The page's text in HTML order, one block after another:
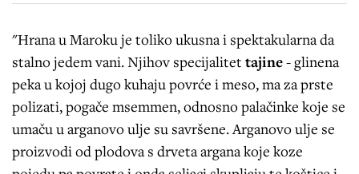
"Hrana u Maroku je toliko ukusna i spektakularna da
stalno jedem vani. Njihov specijalitet tajine- glinena
peka u kojoj dugo kuhaju povrće i meso, ma za prste
polizati, pogače msemmen, odnosno palačinke koje se
umaču u arganovo ulje su savršene. Arganovo ulje se
proizvodi od plodova s drveta argana koje koze